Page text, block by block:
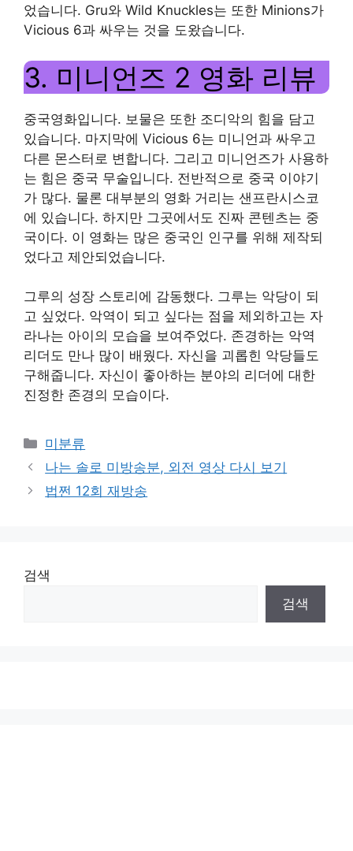
었습니다. Gru와 Wild Knuckles는 또한 Minions가
Vicious 6과 싸우는 것을 도왔습니다.
3. 미니언즈 2 영화 리뷰
중국영화입니다. 보물은 또한 조디악의 힘을 담고
있습니다. 마지막에 Vicious 6는 미니언과 싸우고
다른 몬스터로 변합니다. 그리고 미니언즈가 사용하
는 힘은 중국 무술입니다. 전반적으로 중국 이야기
가 많다. 물론 대부분의 영화 거리는 샌프란시스코
에 있습니다. 하지만 그곳에서도 진짜 콘텐츠는 중
국이다. 이 영화는 많은 중국인 인구를 위해 제작되
었다고 제안되었습니다.
그루의 성장 스토리에 감동했다. 그루는 악당이 되
고 싶었다. 악역이 되고 싶다는 점을 제외하고는 자
라나는 아이의 모습을 보여주었다. 존경하는 악역
리더도 만나 많이 배웠다. 자신을 괴롭힌 악당들도
구해줍니다. 자신이 좋아하는 분야의 리더에 대한
진정한 존경의 모습이다.
Categories
미분류
나는 솔로 미방송분, 외전 영상 다시 보기
법쩐 12회 재방송
검색
검색